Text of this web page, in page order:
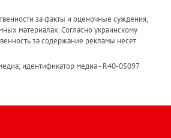
за факты и оценочные суждения,
материалах. Согласно украинскому
за содержание рекламы несет
идентификатор медиа - R40-05097